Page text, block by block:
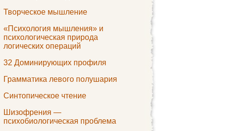
Творческое мышление
«Психология мышления» и
психологическая природа
логических операций
32 Доминирующих профиля
Грамматика левого полушария
Синтопическое чтение
Шизофрения —
психобиологическая проблема